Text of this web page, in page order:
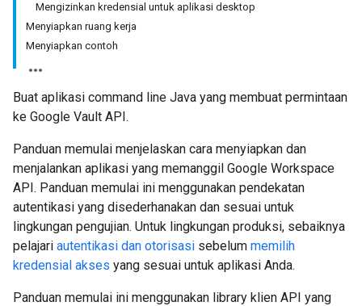
Mengizinkan kredensial untuk aplikasi desktop
Menyiapkan ruang kerja
Menyiapkan contoh
Buat aplikasi command line Java yang membuat permintaan
ke Google Vault API.
Panduan memulai menjelaskan cara menyiapkan dan
menjalankan aplikasi yang memanggil Google Workspace
API. Panduan memulai ini menggunakan pendekatan
autentikasi yang disederhanakan dan sesuai untuk
lingkungan pengujian. Untuk lingkungan produksi, sebaiknya
pelajari autentikasi dan otorisasi sebelum memilih
kredensial akses yang sesuai untuk aplikasi Anda.
Panduan memulai ini menggunakan library klien API yang